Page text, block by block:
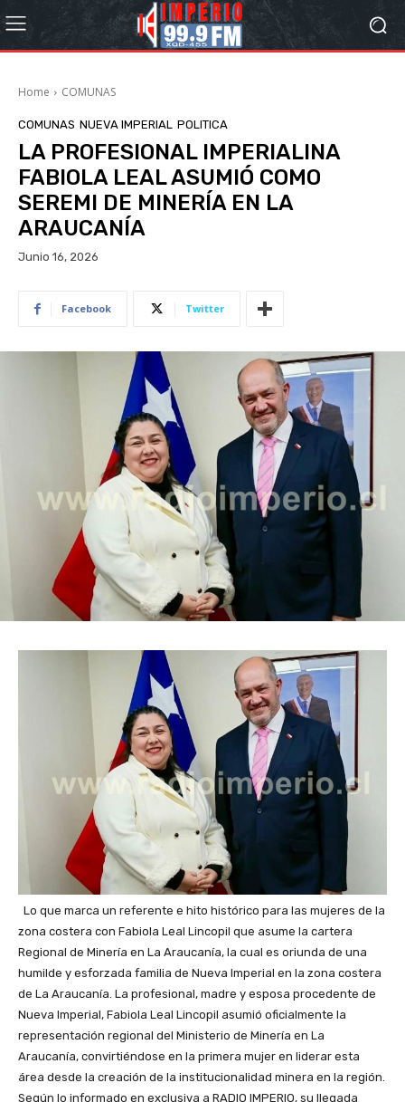
Home COMUNAS
COMUNAS NUEVA IMPERIAL POLITICA
LA PROFESIONAL IMPERIALINA
FABIOLA LEAL ASUMIÓ COMO
SEREMI DE MINERÍA EN LA
ARAUCANÍA
Junio 16, 2026
Facebook Twitter
Lo que marca un referente e hito histórico para las mujeres de la
zona costera con Fabiola Leal Lincopil que asume la cartera
Regional de Minería en La Araucanía, la cual es oriunda de una
humilde y esforzada familia de Nueva Imperial en la zona costera
de La Araucanía. La profesional, madre y esposa procedente de
Nueva Imperial, Fabiola Leal Lincopil asumió oficialmente la
representación regional del Ministerio de Minería en La
Araucanía, convirtiéndose en la primera mujer en liderar esta
área desde la creación de la institucionalidad minera en la región.
Según lo informado en exclusiva a RADIO IMPERIO, su llegada